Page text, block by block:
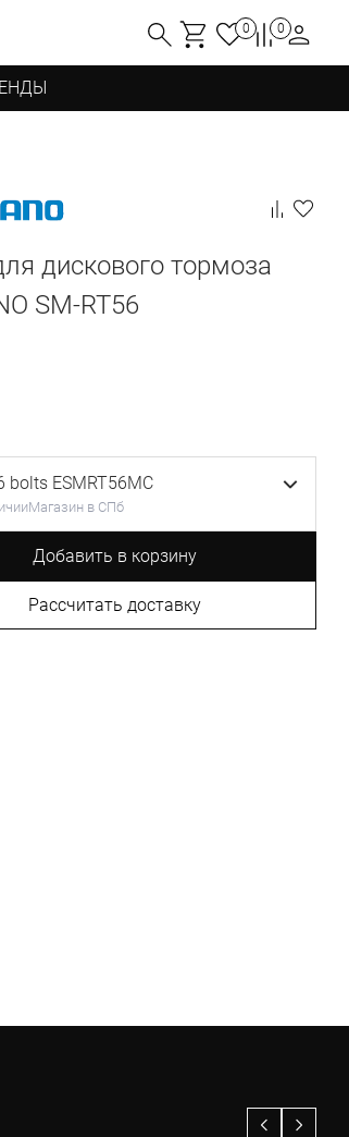
0 0
дискового тормоза
SM-RT56
ESMRT56MC
Магазин в СПб
Добавить в корзину
Рассчитать доставку